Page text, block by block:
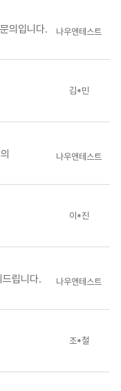
의입니다.
나우앤테스트
김*민
나우앤테스트
이*진
립니다.
나우앤테스트
조*철